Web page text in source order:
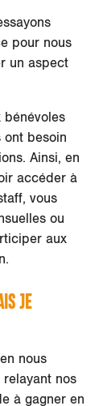
pour nous
un aspect
bénévoles
ont besoin
Ainsi, en
accéder à
vous
ou
aux
JE
nous
nos
à gagner en